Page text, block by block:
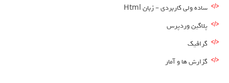
ساده ولی کاربردی – زبان Html
پلاگین وردپرس
گرافیک
گزارش ها و آمار